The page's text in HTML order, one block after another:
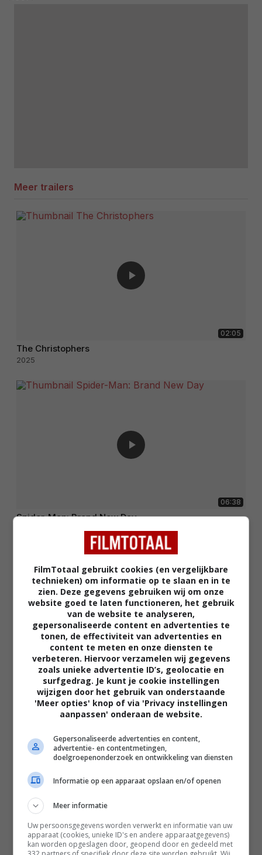
Meer trailers
02:05
The Christophers
2025
06:38
Spider-Man: Brand New Day
02:40
The Uprising
FilmTotaal gebruikt cookies (en vergelijkbare
technieken) om informatie op te slaan en in te
zien. Deze gegevens gebruiken wij om onze
website goed te laten functioneren, het gebruik
van de website te analyseren,
gepersonaliseerde content en advertenties te
tonen, de effectiviteit van advertenties en
content te meten en onze diensten te
verbeteren. Hiervoor verzamelen wij gegevens
zoals unieke advertentie ID’s, geolocatie en
surfgedrag. Je kunt je cookie instellingen
wijzigen door het gebruik van onderstaande
'Meer opties' knop of via 'Privacy instellingen
aanpassen' onderaan de website.
Gepersonaliseerde advertenties en content,
advertentie- en contentmetingen,
doelgroepenonderzoek en ontwikkeling van diensten
Informatie op een apparaat opslaan en/of openen
Meer informatie
Uw persoonsgegevens worden verwerkt en informatie van uw
apparaat (cookies, unieke ID's en andere apparaatgegevens)
kan worden opgeslagen door, geopend door en gedeeld met